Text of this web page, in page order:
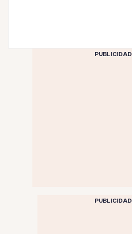
PUBLICIDAD
PUBLICIDAD